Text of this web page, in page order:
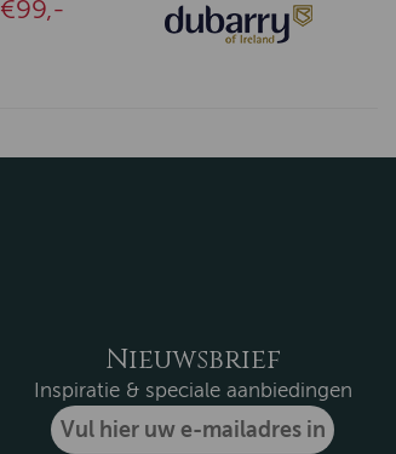
€99,-
Nieuwsbrief
Inspiratie & speciale aanbiedingen